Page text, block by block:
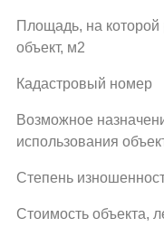
Площадь, на которой
объект, м2
Кадастровый номер
Возможное
использования
Степень
Стоимость объекта,